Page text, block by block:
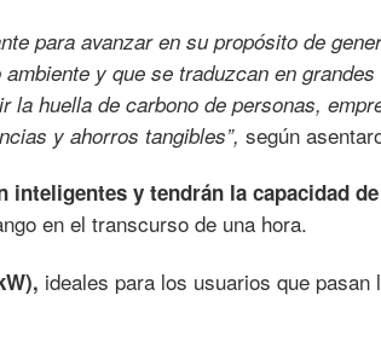
para avanzar en su propósito de
y que se traduzcan en grandes
la huella de carbono de personas,
y ahorros tangibles”, según
inteligentes y tendrán la capacidad de
en el transcurso de una hora.
ideales para los usuarios que pasan